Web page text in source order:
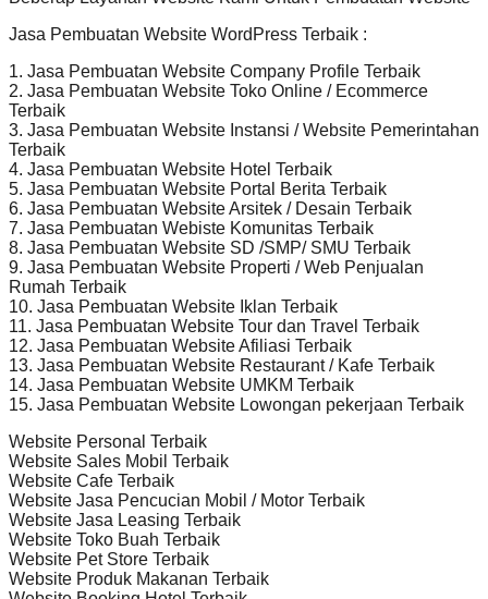
Jasa Pembuatan Website WordPress Terbaik :
1. Jasa Pembuatan Website Company Profile Terbaik
2. Jasa Pembuatan Website Toko Online / Ecommerce
Terbaik
3. Jasa Pembuatan Website Instansi / Website Pemerintahan
Terbaik
4. Jasa Pembuatan Website Hotel Terbaik
5. Jasa Pembuatan Website Portal Berita Terbaik
6. Jasa Pembuatan Website Arsitek / Desain Terbaik
7. Jasa Pembuatan Webiste Komunitas Terbaik
8. Jasa Pembuatan Website SD /SMP/ SMU Terbaik
9. Jasa Pembuatan Website Properti / Web Penjualan
Rumah Terbaik
10. Jasa Pembuatan Website Iklan Terbaik
11. Jasa Pembuatan Website Tour dan Travel Terbaik
12. Jasa Pembuatan Website Afiliasi Terbaik
13. Jasa Pembuatan Website Restaurant / Kafe Terbaik
14. Jasa Pembuatan Website UMKM Terbaik
15. Jasa Pembuatan Website Lowongan pekerjaan Terbaik
Website Personal Terbaik
Website Sales Mobil Terbaik
Website Cafe Terbaik
Website Jasa Pencucian Mobil / Motor Terbaik
Website Jasa Leasing Terbaik
Website Toko Buah Terbaik
Website Pet Store Terbaik
Website Produk Makanan Terbaik